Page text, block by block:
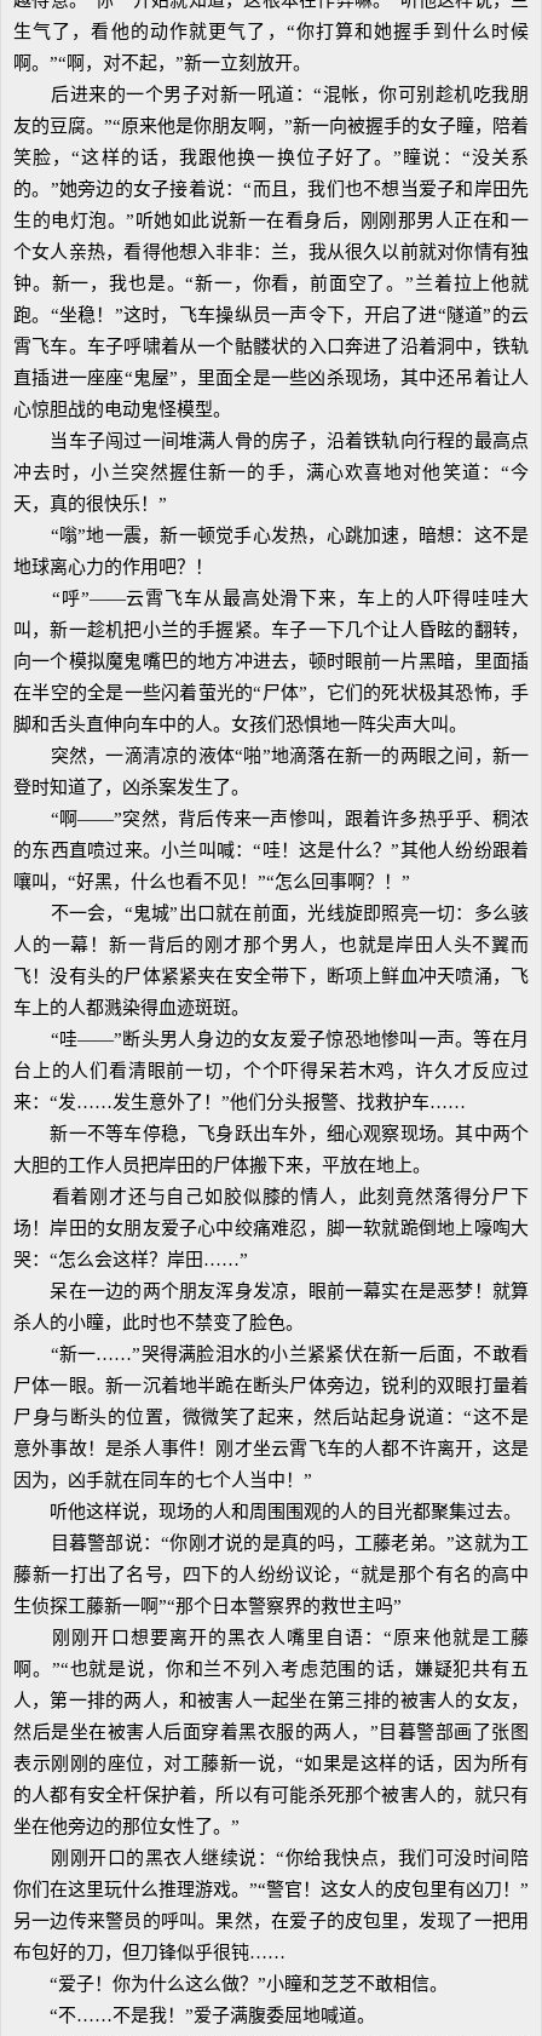
生气了，看他的动作就更气了，“你打算和她握手到什么时候
啊。”“啊，对不起，”新一立刻放开。
后进来的一个男子对新一吼道：“混帐，你可别趁机吃我朋
友的豆腐。”“原来他是你朋友啊，”新一向被握手的女子瞳，陪着
笑脸，“这样的话，我跟他换一换位子好了。”瞳说：“没关系
的。”她旁边的女子接着说：“而且，我们也不想当爱子和岸田先
生的电灯泡。”听她如此说新一在看身后，刚刚那男人正在和一
个女人亲热，看得他想入非非：兰，我从很久以前就对你情有独
钟。新一，我也是。“新一，你看，前面空了。”兰着拉上他就
跑。“坐稳！”这时，飞车操纵员一声令下，开启了进“隧道”的云
霄飞车。车子呼啸着从一个骷髅状的入口奔进了沿着洞中，铁轨
直插进一座座“鬼屋”，里面全是一些凶杀现场，其中还吊着让人
心惊胆战的电动鬼怪模型。
当车子闯过一间堆满人骨的房子，沿着铁轨向行程的最高点
冲去时，小兰突然握住新一的手，满心欢喜地对他笑道：“今
天，真的很快乐！”
“嗡”地一震，新一顿觉手心发热，心跳加速，暗想：这不是
地球离心力的作用吧？！
“呼”——云霄飞车从最高处滑下来，车上的人吓得哇哇大
叫，新一趁机把小兰的手握紧。车子一下几个让人昏眩的翻转，
向一个模拟魔鬼嘴巴的地方冲进去，顿时眼前一片黑暗，里面插
在半空的全是一些闪着萤光的“尸体”，它们的死状极其恐怖，手
脚和舌头直伸向车中的人。女孩们恐惧地一阵尖声大叫。
突然，一滴清凉的液体“啪”地滴落在新一的两眼之间，新一
登时知道了，凶杀案发生了。
“啊——”突然，背后传来一声惨叫，跟着许多热乎乎、稠浓
的东西直喷过来。小兰叫喊：“哇！这是什么？”其他人纷纷跟着
嚷叫，“好黑，什么也看不见！”“怎么回事啊？！”
不一会，“鬼城”出口就在前面，光线旋即照亮一切：多么骇
人的一幕！新一背后的刚才那个男人，也就是岸田人头不翼而
飞！没有头的尸体紧紧夹在安全带下，断项上鲜血冲天喷涌，飞
车上的人都溅染得血迹斑斑。
“哇——”断头男人身边的女友爱子惊恐地惨叫一声。等在月
台上的人们看清眼前一切，个个吓得呆若木鸡，许久才反应过
来：“发……发生意外了！”他们分头报警、找救护车……
新一不等车停稳，飞身跃出车外，细心观察现场。其中两个
大胆的工作人员把岸田的尸体搬下来，平放在地上。
看着刚才还与自己如胶似膝的情人，此刻竟然落得分尸下
场！岸田的女朋友爱子心中绞痛难忍，脚一软就跪倒地上嚎啕大
哭：“怎么会这样？岸田……”
呆在一边的两个朋友浑身发凉，眼前一幕实在是恶梦！就算
杀人的小瞳，此时也不禁变了脸色。
“新一……”哭得满脸泪水的小兰紧紧伏在新一后面，不敢看
尸体一眼。新一沉着地半跪在断头尸体旁边，锐利的双眼打量着
尸身与断头的位置，微微笑了起来，然后站起身说道：“这不是
意外事故！是杀人事件！刚才坐云霄飞车的人都不许离开，这是
因为，凶手就在同车的七个人当中！”
听他这样说，现场的人和周围围观的人的目光都聚集过去。
目暮警部说：“你刚才说的是真的吗，工藤老弟。”这就为工
藤新一打出了名号，四下的人纷纷议论，“就是那个有名的高中
生侦探工藤新一啊”“那个日本警察界的救世主吗”
刚刚开口想要离开的黑衣人嘴里自语：“原来他就是工藤
啊。”“也就是说，你和兰不列入考虑范围的话，嫌疑犯共有五
人，第一排的两人，和被害人一起坐在第三排的被害人的女友，
然后是坐在被害人后面穿着黑衣服的两人，”目暮警部画了张图
表示刚刚的座位，对工藤新一说，“如果是这样的话，因为所有
的人都有安全杆保护着，所以有可能杀死那个被害人的，就只有
坐在他旁边的那位女性了。”
刚刚开口的黑衣人继续说：“你给我快点，我们可没时间陪
你们在这里玩什么推理游戏。”“警官！这女人的皮包里有凶刀！”
另一边传来警员的呼叫。果然，在爱子的皮包里，发现了一把用
布包好的刀，但刀锋似乎很钝……
“爱子！你为什么这么做？”小瞳和芝芝不敢相信。
“不……不是我！”爱子满腹委屈地喊道。